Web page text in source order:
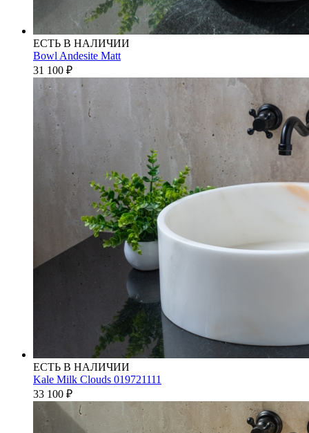
ЕСТЬ В НАЛИЧИИ
Bowl Andesite Matt
31 100 ₽
ЕСТЬ В НАЛИЧИИ
Kale Milk Clouds 019721111
33 100 ₽